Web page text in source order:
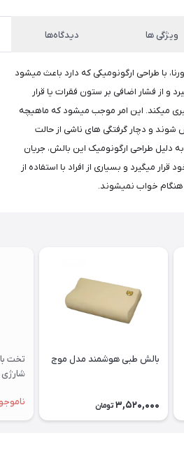
ویژگی ها دیدگاه‌ها
با طراحی ارگونومیکی که دارد باعث میشود
و از فشار اضافی بر ستون فقرات یا قرار
میکند. این امر موجب میشود که ماهیچه
و دچار گرفتگی های ناشی از حالت
دلیل طراحی ارگونومیک این بالش، جریان
میگیرد و بسیاری از افراد با استفاده از
هنگام خواب نمیشوند.
بالش طبی هوشمند مدل موج
3,520,000 تومان
تخت
شارژی